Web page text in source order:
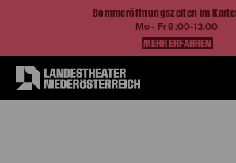
Sommeröffnungszeiten im
Mo - Fr 9:00-13:00
MEHR ERFAHREN